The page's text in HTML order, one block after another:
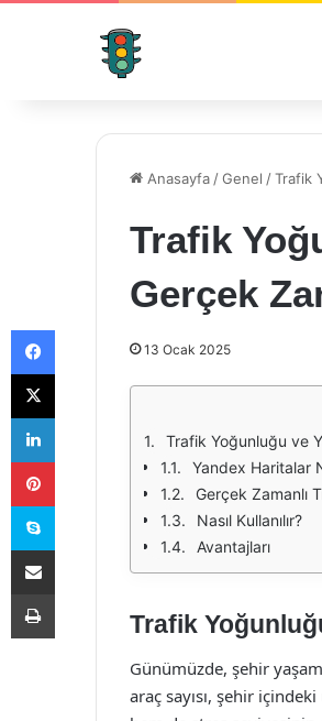
Anasayfa /Genel /Trafik
Trafik
Gerçek
13 Ocak 2025
Trafik Yoğunluğu ve
Yandex Haritalar
Gerçek Zamanlı
Nasıl Kullanılır?
Avantajları
Trafik
Günümüzde, şehir
araç sayısı, şehir
Facebook
X
LinkedIn
Pinterest
Skype
E-Posta ile paylaş